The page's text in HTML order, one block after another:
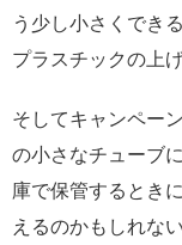
う少し小さくでき
プラスチックの上
そしてキャンペー
の小さなチューブ
庫で保管するとき
えるのかもしれな